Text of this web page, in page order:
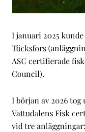
I januari 2025
Töcksfors
ASC certifierade
Council).
I början av 2026
Vattudalens Fisk
vid tre